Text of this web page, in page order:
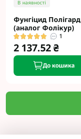
В наявності
Фунгіцид Полігард
(аналог Фолікур)
1
2 137.52 ₴
До кошика